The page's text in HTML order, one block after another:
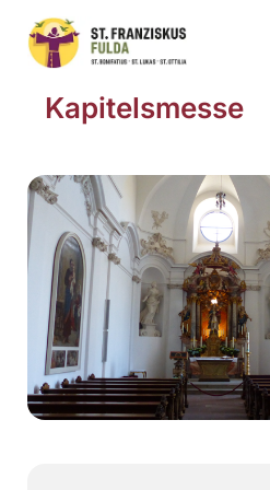
Kapitelsmesse